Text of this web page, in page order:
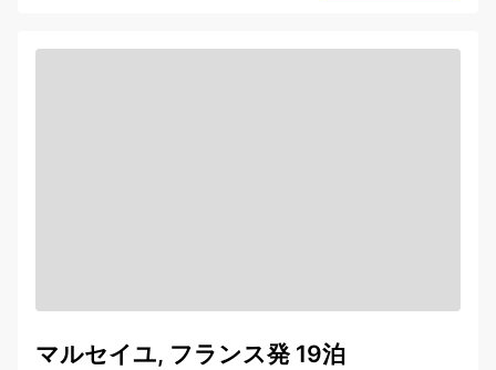
マルセイユ, フランス発 19泊